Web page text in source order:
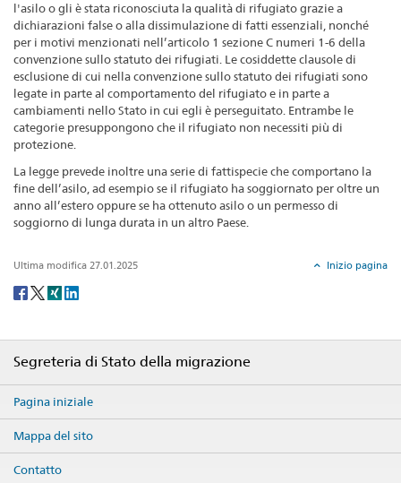
l'asilo o gli è stata riconosciuta la qualità di rifugiato grazie a
dichiarazioni false o alla dissimulazione di fatti essenziali, nonché
per i motivi menzionati nell’articolo 1 sezione C numeri 1-6 della
convenzione sullo statuto dei rifugiati. Le cosiddette clausole di
esclusione di cui nella convenzione sullo statuto dei rifugiati sono
legate in parte al comportamento del rifugiato e in parte a
cambiamenti nello Stato in cui egli è perseguitato. Entrambe le
categorie presuppongono che il rifugiato non necessiti più di
protezione.
La legge prevede inoltre una serie di fattispecie che comportano la
fine dell’asilo, ad esempio se il rifugiato ha soggiornato per oltre un
anno all’estero oppure se ha ottenuto asilo o un permesso di
soggiorno di lunga durata in un altro Paese.
Ultima modifica 27.01.2025 Inizio pagina
Social
Segreteria di Stato della migrazione
Pagina iniziale
Mappa del sito
Contatto